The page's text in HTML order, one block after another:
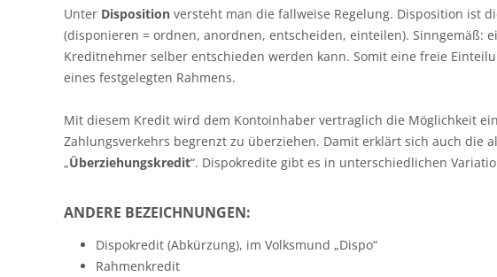
Unter Disposition versteht man die fallweise Regelung. Disposition ist
(disponieren = ordnen, anordnen, entscheiden, einteilen). Sinngemäß:
Kreditnehmer selber entschieden werden kann. Somit eine freie
eines festgelegten Rahmens.
Mit diesem Kredit wird dem Kontoinhaber vertraglich die Möglichkeit
Zahlungsverkehrs begrenzt zu überziehen. Damit erklärt sich auch die
„Überziehungskredit“. Dispokredite gibt es in unterschiedlichen
ANDERE BEZEICHNUNGEN:
Dispokredit (Abkürzung), im Volksmund „Dispo“
Rahmenkredit